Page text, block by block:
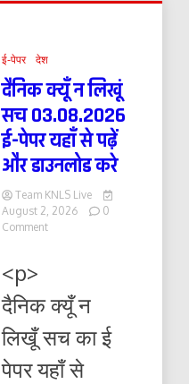
ई-पेपर देश
दैनिक क्यूँ न लिखूं
सच 03.08.2026
ई-पेपर यहाँ से पढ़ें
और डाउनलोड करे
Team KNLS Live
August 2, 2026
0
Commenton
सच
03.08.2026
ई-
यहाँ
<p>
दैनिक क्यूँ न
लिखूँ सच का ई
पेपर यहाँ से